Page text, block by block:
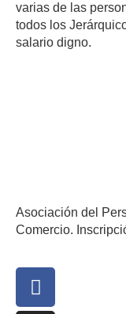
varias de las
todos los
salario digno.
Asociación del
Comercio.